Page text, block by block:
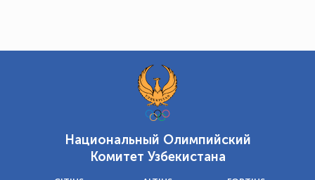
Национальный Олимпийский
Комитет Узбекистана